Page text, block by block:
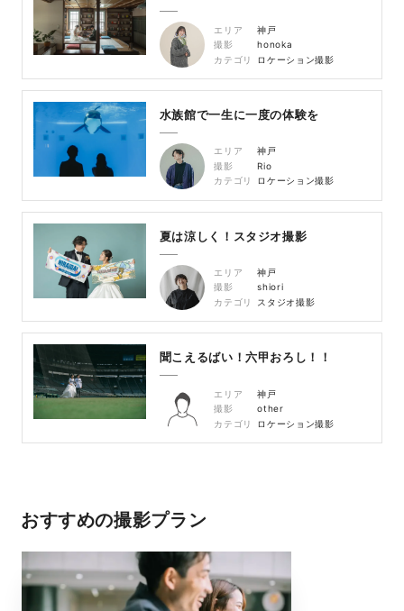
エリア
神戸
撮影
honoka
カテゴリ
ロケーション撮影
水族館で一生に一度の体験を
エリア
神戸
撮影
Rio
カテゴリ
ロケーション撮影
夏は涼しく！スタジオ撮影
エリア
神戸
撮影
shiori
カテゴリ
スタジオ撮影
聞こえるばい！六甲おろし！！
エリア
神戸
撮影
other
カテゴリ
ロケーション撮影
おすすめの撮影プラン